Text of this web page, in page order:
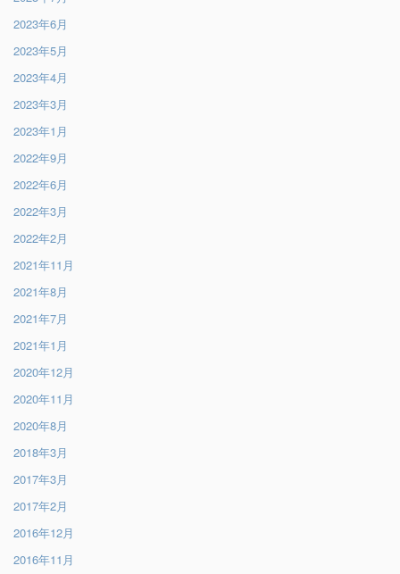
2023年6月
2023年5月
2023年4月
2023年3月
2023年1月
2022年9月
2022年6月
2022年3月
2022年2月
2021年11月
2021年8月
2021年7月
2021年1月
2020年12月
2020年11月
2020年8月
2018年3月
2017年3月
2017年2月
2016年12月
2016年11月